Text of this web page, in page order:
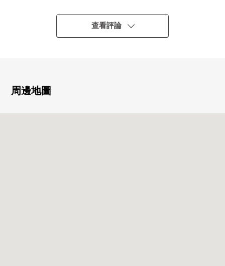
※表面投資報酬率是年租金收入總和(含共益費)占房屋總
價的比例,且尚未扣除所有需要維持該物件的課稅金和其他
支出費用算出。此外滿租的情況是以現在租金收入算出空
◆ 交通指南
查看評論
周邊地圖